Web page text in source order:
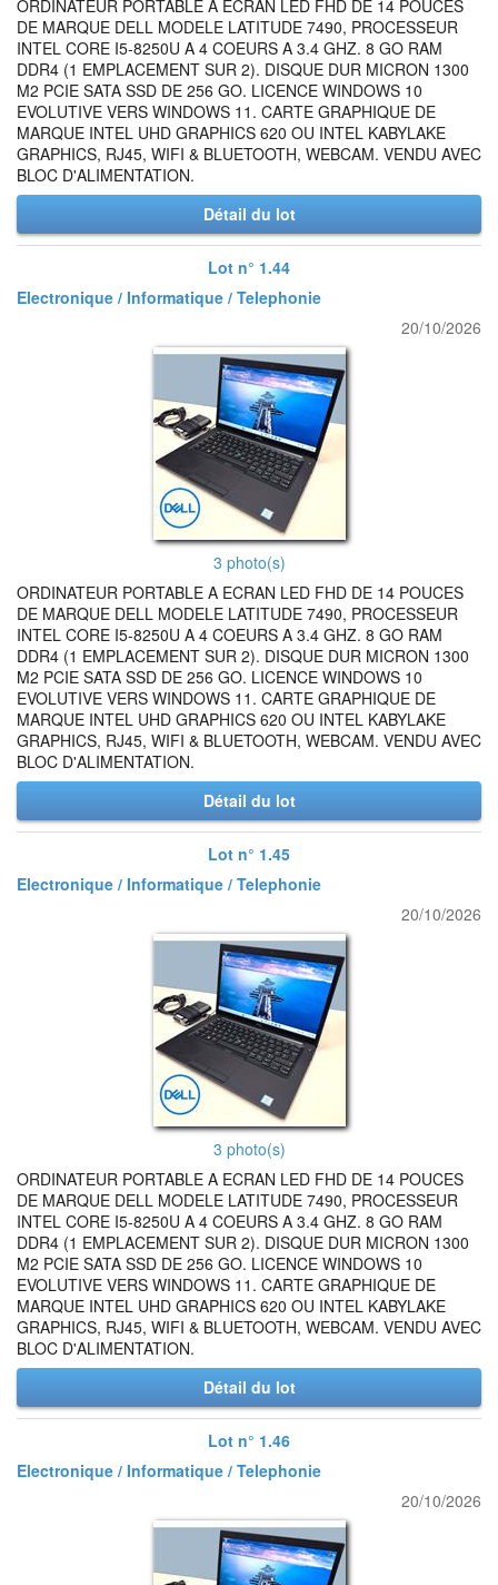
ORDINATEUR PORTABLE A ECRAN LED FHD DE 14 POUCES
DE MARQUE DELL MODELE LATITUDE 7490, PROCESSEUR
INTEL CORE I5-8250U A 4 COEURS A 3.4 GHZ. 8 GO RAM
DDR4 (1 EMPLACEMENT SUR 2). DISQUE DUR MICRON 1300
M2 PCIE SATA SSD DE 256 GO. LICENCE WINDOWS 10
EVOLUTIVE VERS WINDOWS 11. CARTE GRAPHIQUE DE
MARQUE INTEL UHD GRAPHICS 620 OU INTEL KABYLAKE
GRAPHICS, RJ45, WIFI & BLUETOOTH, WEBCAM. VENDU AVEC
BLOC D'ALIMENTATION.
Détail du lot
Lot n° 1.44
Electronique / Informatique / Telephonie
20/10/2026
3 photo(s)
ORDINATEUR PORTABLE A ECRAN LED FHD DE 14 POUCES
DE MARQUE DELL MODELE LATITUDE 7490, PROCESSEUR
INTEL CORE I5-8250U A 4 COEURS A 3.4 GHZ. 8 GO RAM
DDR4 (1 EMPLACEMENT SUR 2). DISQUE DUR MICRON 1300
M2 PCIE SATA SSD DE 256 GO. LICENCE WINDOWS 10
EVOLUTIVE VERS WINDOWS 11. CARTE GRAPHIQUE DE
MARQUE INTEL UHD GRAPHICS 620 OU INTEL KABYLAKE
GRAPHICS, RJ45, WIFI & BLUETOOTH, WEBCAM. VENDU AVEC
BLOC D'ALIMENTATION.
Détail du lot
Lot n° 1.45
Electronique / Informatique / Telephonie
20/10/2026
3 photo(s)
ORDINATEUR PORTABLE A ECRAN LED FHD DE 14 POUCES
DE MARQUE DELL MODELE LATITUDE 7490, PROCESSEUR
INTEL CORE I5-8250U A 4 COEURS A 3.4 GHZ. 8 GO RAM
DDR4 (1 EMPLACEMENT SUR 2). DISQUE DUR MICRON 1300
M2 PCIE SATA SSD DE 256 GO. LICENCE WINDOWS 10
EVOLUTIVE VERS WINDOWS 11. CARTE GRAPHIQUE DE
MARQUE INTEL UHD GRAPHICS 620 OU INTEL KABYLAKE
GRAPHICS, RJ45, WIFI & BLUETOOTH, WEBCAM. VENDU AVEC
BLOC D'ALIMENTATION.
Détail du lot
Lot n° 1.46
Electronique / Informatique / Telephonie
20/10/2026